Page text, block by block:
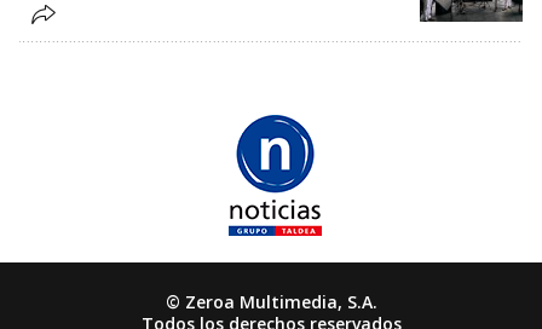
© Zeroa Multimedia, S.A.
Todos los derechos reservados